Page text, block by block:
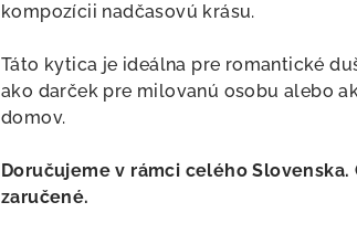
kompozícii nadčasovú krásu.
Táto kytica je ideálna pre romantické
ako darček pre milovanú osobu alebo
domov.
Doručujeme v rámci celého
zaručené.